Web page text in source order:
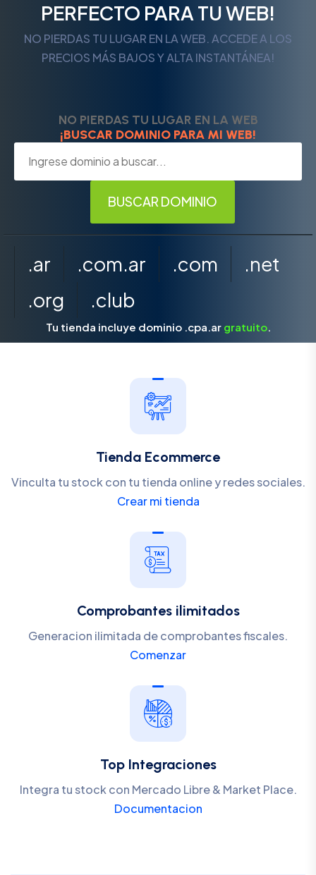
PERFECTO PARA TU WEB!
NO PIERDAS TU LUGAR EN LA WEB. ACCEDE A LOS
PRECIOS MÁS BAJOS Y ALTA INSTANTÁNEA!
NO PIERDAS TU LUGAR EN LA WEB
¡BUSCAR DOMINIO PARA MI WEB!
.ar .com.ar .com
.net
.org
.club
Tu tienda incluye dominio .cpa.ar gratuito.
Tienda Ecommerce
Vinculta tu stock con tu tienda online y redes sociales.
Crear mi tienda
Comprobantes ilimitados
Generacion ilimitada de comprobantes fiscales.
Comenzar
Top Integraciones
Integra tu stock con Mercado Libre & Market Place.
Documentacion